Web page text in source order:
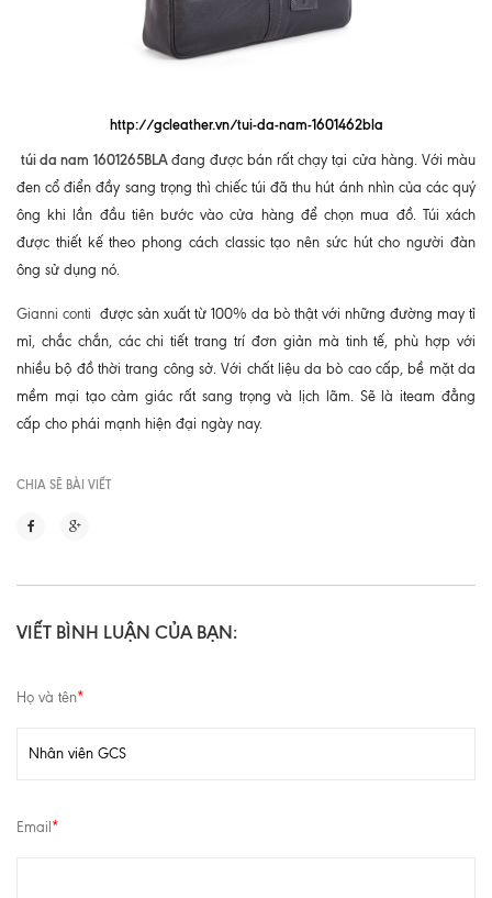
http://gcleather.vn/tui-da-nam-1601462bla
túi da nam 1601265BLA đang được bán rất chạy tại cửa hàng. Với màu
đen cổ điển đầy sang trọng thì chiếc túi đã thu hút ánh nhìn của các quý
ông khi lần đầu tiên bước vào cửa hàng để chọn mua đồ. Túi xách
được thiết kế theo phong cách classic tạo nên sức hút cho người đàn
ông sử dụng nó.
Gianni conti được sản xuất từ 100% da bò thật với những đường may tỉ
mỉ, chắc chắn, các chi tiết trang trí đơn giản mà tinh tế, phù hợp với
nhiều bộ đồ thời trang công sở. Với chất liệu da bò cao cấp, bề mặt da
mềm mại tạo cảm giác rất sang trọng và lịch lãm. Sẽ là iteam đẳng
cấp cho phái mạnh hiện đại ngày nay.
CHIA SẼ BÀI VIẾT
VIẾT BÌNH LUẬN CỦA BẠN:
Họ và tên*
Email *